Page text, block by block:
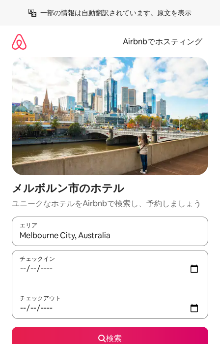
一部の情報は自動翻訳されています。 原文を表示
Airbnbでホスティング
メルボルン市のホ⁠テ⁠ル
ユニークなホ⁠テ⁠ル⁠をAirbnb⁠で検⁠索⁠し⁠、予⁠約し⁠ま⁠し⁠ょ⁠う
エリア
検索結果が表示されたら、上下の矢印キーを使って移動するか
チェックイン
チェックアウト
検索